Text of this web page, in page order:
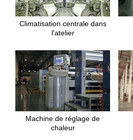
Climatisation centrale dans
l'atelier
Machine de réglage de
chaleur